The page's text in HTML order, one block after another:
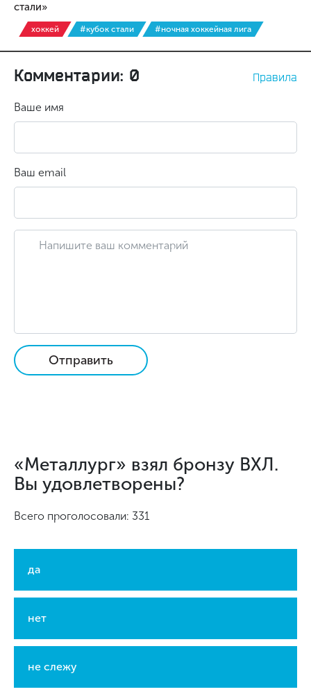
стали»
хоккей #кубок стали #ночная хоккейная лига
Комментарии: 0 Правила
Ваше имя
Ваш email
Отправить
«Металлург» взял бронзу ВХЛ.
Вы удовлетворены?
Всего проголосовали: 331
да
нет
не слежу